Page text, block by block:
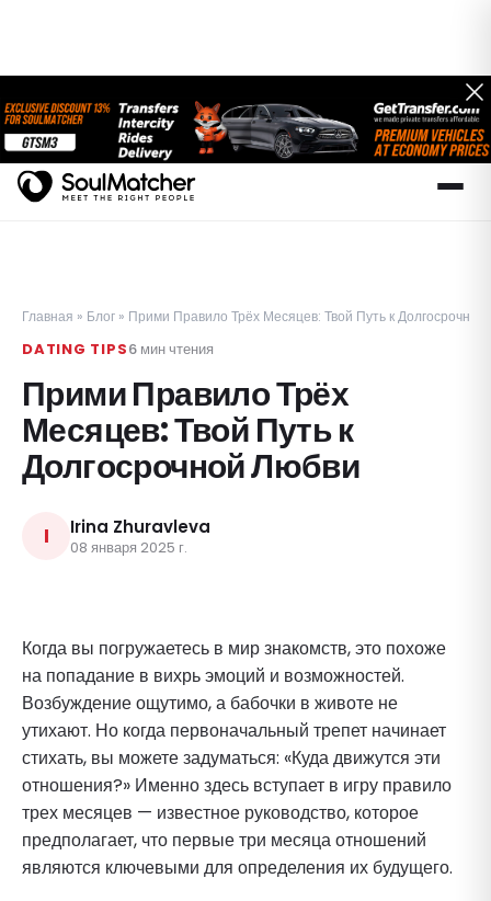
Главная » Блог » Прими Правило Трёх Месяцев: Твой Путь к
DATING TIPS6 мин чтения
Прими Правило Трёх
Месяцев: Твой Путь к
Долгосрочной Любви
I Irina Zhuravleva
08 января 2025 г.
Когда вы погружаетесь в мир знакомств, это похоже
на попадание в вихрь эмоций и возможностей.
Возбуждение ощутимо, а бабочки в животе не
утихают. Но когда первоначальный трепет начинает
стихать, вы можете задуматься: «Куда движутся эти
отношения?» Именно здесь вступает в игру правило
трех месяцев — известное руководство, которое
предполагает, что первые три месяца отношений
являются ключевыми для определения их будущего.